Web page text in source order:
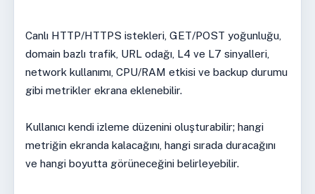
Canlı HTTP/HTTPS istekleri, GET/POST yoğunluğu,
domain bazlı trafik, URL odağı, L4 ve L7 sinyalleri,
network kullanımı, CPU/RAM etkisi ve backup durumu
gibi metrikler ekrana eklenebilir.
Kullanıcı kendi izleme düzenini oluşturabilir; hangi
metriğin ekranda kalacağını, hangi sırada duracağını
ve hangi boyutta görüneceğini belirleyebilir.